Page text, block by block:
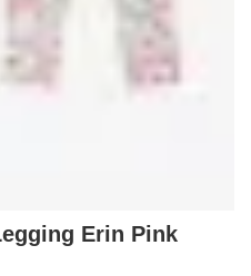
Erin Pink